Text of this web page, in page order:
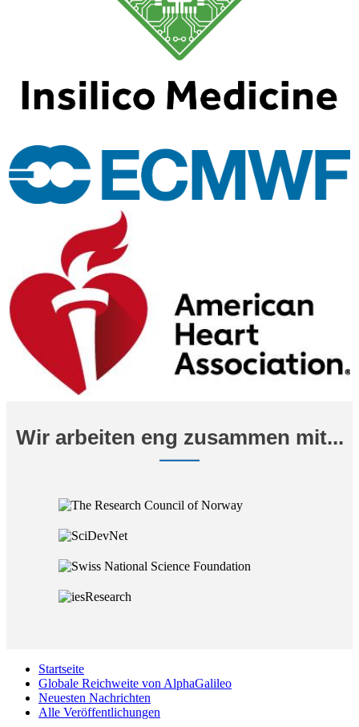
Wir arbeiten eng zusammen mit...
Startseite
Globale Reichweite von AlphaGalileo
Neuesten Nachrichten
Alle Veröffentlichungen